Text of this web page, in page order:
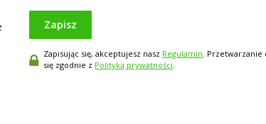
Zapisz
Zapisując się, akceptujesz nasz Regulamin .
się zgodnie z Polityką prywatności